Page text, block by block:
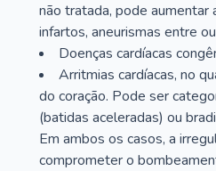
não tratada, pode aumentar
infartos, aneurismas entre
Doenças cardíacas
Arritmias cardíacas, no
do coração. Pode ser
(batidas aceleradas) ou
Em ambos os casos, a
comprometer o